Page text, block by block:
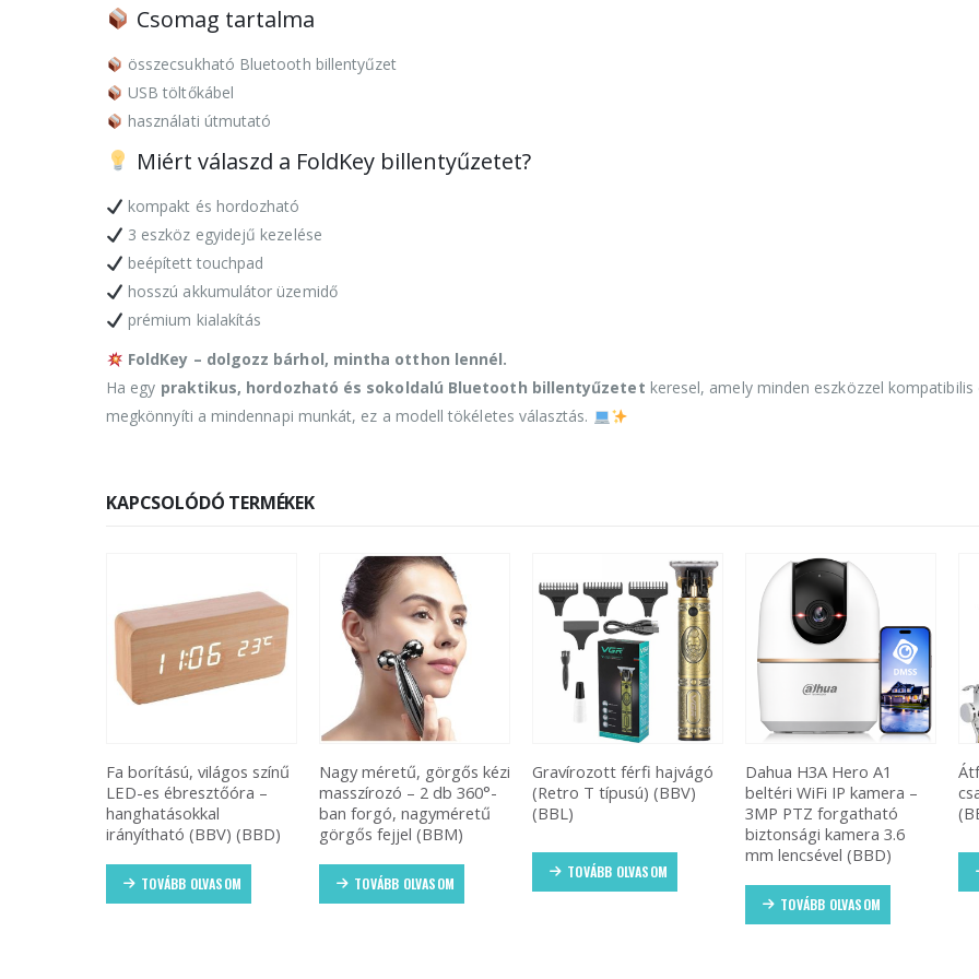
Csomag tartalma
összecsukható Bluetooth billentyűzet
USB töltőkábel
használati útmutató
Miért válaszd a FoldKey billentyűzetet?
kompakt és hordozható
3 eszköz egyidejű kezelése
beépített touchpad
hosszú akkumulátor üzemidő
prémium kialakítás
FoldKey – dolgozz bárhol, mintha otthon lennél.
Ha egy praktikus, hordozható és sokoldalú Bluetooth billentyűzetet keresel, amely minden eszközzel kompatibilis
megkönnyíti a mindennapi munkát, ez a modell tökéletes választás.
KAPCSOLÓDÓ TERMÉKEK
Fa borítású, világos színű
LED-es ébresztőóra –
hanghatásokkal
irányítható (BBV) (BBD)
TOVÁBB OLVASOM
Nagy méretű, görgős kézi
masszírozó – 2 db 360°-
ban forgó, nagyméretű
görgős fejjel (BBM)
TOVÁBB OLVASOM
Gravírozott férfi hajvágó
(Retro T típusú) (BBV)
(BBL)
TOVÁBB OLVASOM
Dahua H3A Hero A1
beltéri WiFi IP kamera –
3MP PTZ forgatható
biztonsági kamera 3.6
mm lencsével (BBD)
TOVÁBB OLVASOM